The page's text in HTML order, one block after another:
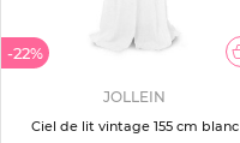
-22%
JOLLEIN
Ciel de lit vintage 155 cm blanc